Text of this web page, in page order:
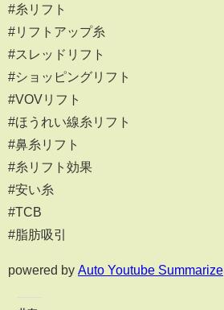
#糸リフト
#リフトアップ糸
#スレッドリフト
#ショッピングリフト
#VOVリフト
#ほうれい線糸リフト
#鼻糸リフト
#糸リフト効果
#安い糸
#TCB
#脂肪吸引
powered by Auto Youtube Summarize